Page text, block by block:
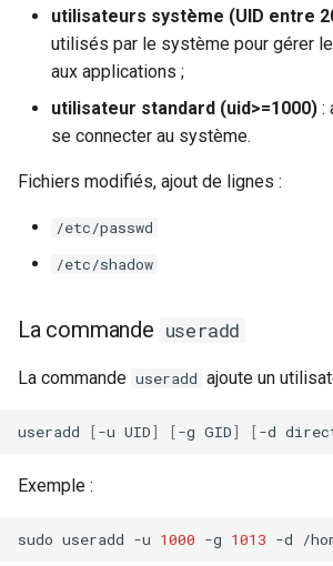
utilisateurs système (UID entre
utilisés par le système pour gérer
aux applications ;
utilisateur standard (uid>=1000) :
se connecter au système.
Fichiers modifiés, ajout de lignes :
/etc/passwd
/etc/shadow
La commande useradd
La commande useradd ajoute un
useradd [-u UID] [-g GID] [-d
Exemple :
sudo useradd -u 1000 -g 1013 -d /